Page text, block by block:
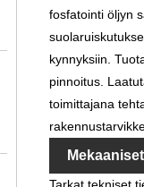
fosfatointi öljyn
kynnyksiin.
pinnoitus.
toimittajana